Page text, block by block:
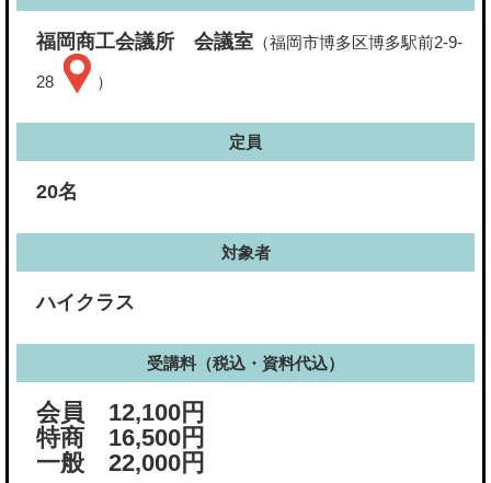
福岡商工会議所 会議室 （福岡市博多区博多駅前2-9-
28 ）
定員
20名
対象者
ハイクラス
受講料（税込・資料代込）
会員 12,100円
特商 16,500円
一般 22,000円